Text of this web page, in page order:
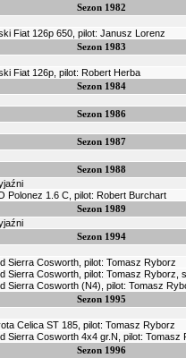
Sezon 1982
Fiat 126p 650, pilot: Janusz Lorenz
Sezon 1983
Fiat 126p, pilot: Robert Herba
Sezon 1984
Sezon 1986
Sezon 1987
Sezon 1988
Polonez 1.6 C, pilot: Robert Burchart
Sezon 1989
Sezon 1994
Sierra Cosworth, pilot: Tomasz Ryborz
Sierra Cosworth, pilot: Tomasz Ryborz,
Sierra Cosworth (N4), pilot: Tomasz
Sezon 1995
Celica ST 185, pilot: Tomasz Ryborz
Sierra Cosworth 4x4 gr.N, pilot: Tomasz
Sezon 1996